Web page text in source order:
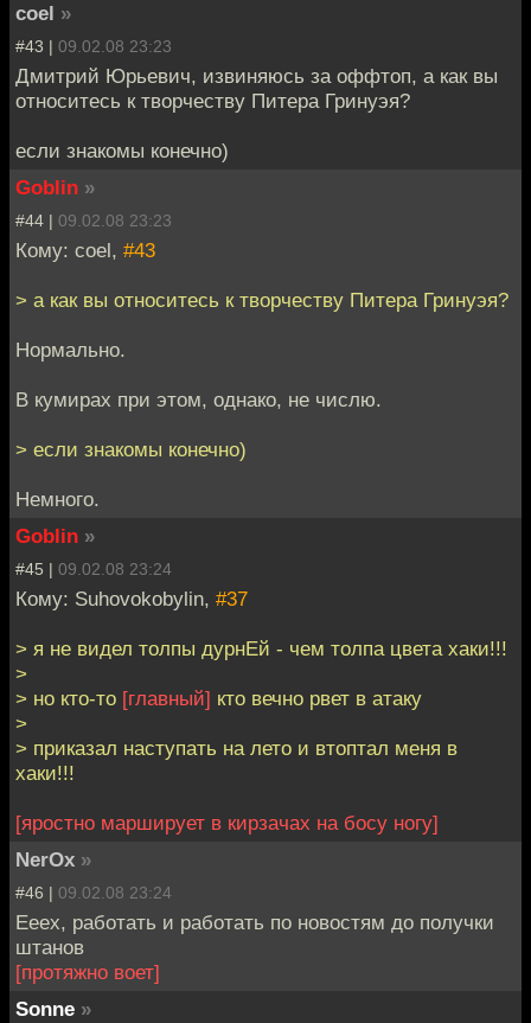
coel »
#43 | 09.02.08 23:23
Дмитрий Юрьевич, извиняюсь за оффтоп, а как вы
относитесь к творчеству Питера Гринуэя?
если знакомы конечно)
Goblin »
#44 | 09.02.08 23:23
Кому: coel, #43
> а как вы относитесь к творчеству Питера Гринуэя?
Нормально.
В кумирах при этом, однако, не числю.
> если знакомы конечно)
Немного.
Goblin »
#45 | 09.02.08 23:24
Кому: Suhovokobylin, #37
> я не видел толпы дурнЕй - чем толпа цвета хаки!!!
>
> но кто-то [главный] кто вечно рвет в атаку
>
> приказал наступать на лето и втоптал меня в
хаки!!!
[яростно марширует в кирзачах на босу ногу]
NerOx »
#46 | 09.02.08 23:24
Ееех, работать и работать по новостям до получки
штанов
[протяжно воет]
Sonne »